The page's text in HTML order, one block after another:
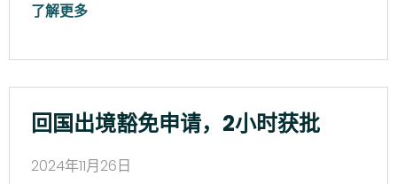
了解更多
回国出境豁免申请，2小时获批
2024年11月26日